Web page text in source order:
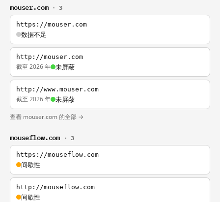
mouser.com · 3
https://mouser.com
数据不足
http://mouser.com
截至 2026 年 未屏蔽
http://www.mouser.com
截至 2026 年 未屏蔽
查看 mouser.com 的全部 →
mouseflow.com · 3
https://mouseflow.com
间歇性
http://mouseflow.com
间歇性